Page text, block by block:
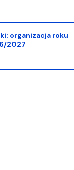
organizacja roku
2027